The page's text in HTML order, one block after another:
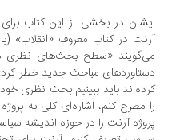
ایشان در بخشی از این کتاب
آرنت در کتاب معروف «انقلاب»
می‌گویند «سطح بحث‌های نظری در
دستاوردهای مباحث جدید خطر
کرده‌اند باید ببینیم بحث نظری‌
را مطرح کنم، اشاره‌ای کلی به
پروژه آرنت را در حوزه اندیشه